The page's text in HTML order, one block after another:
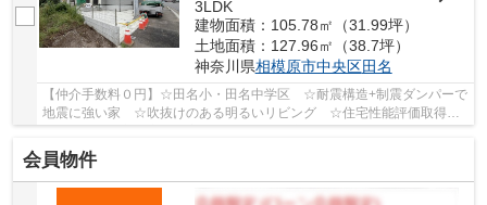
3LDK
建物面積：105.78㎡（31.99坪）
土地面積：127.96㎡（38.7坪）
神奈川県相模原市中央区田名
【仲介手数料０円】☆田名小・田名中学区 ☆耐震構造+制震ダンパーで
地震に強い家 ☆吹抜けのある明るいリビング ☆住宅性能評価取得物
会員物件